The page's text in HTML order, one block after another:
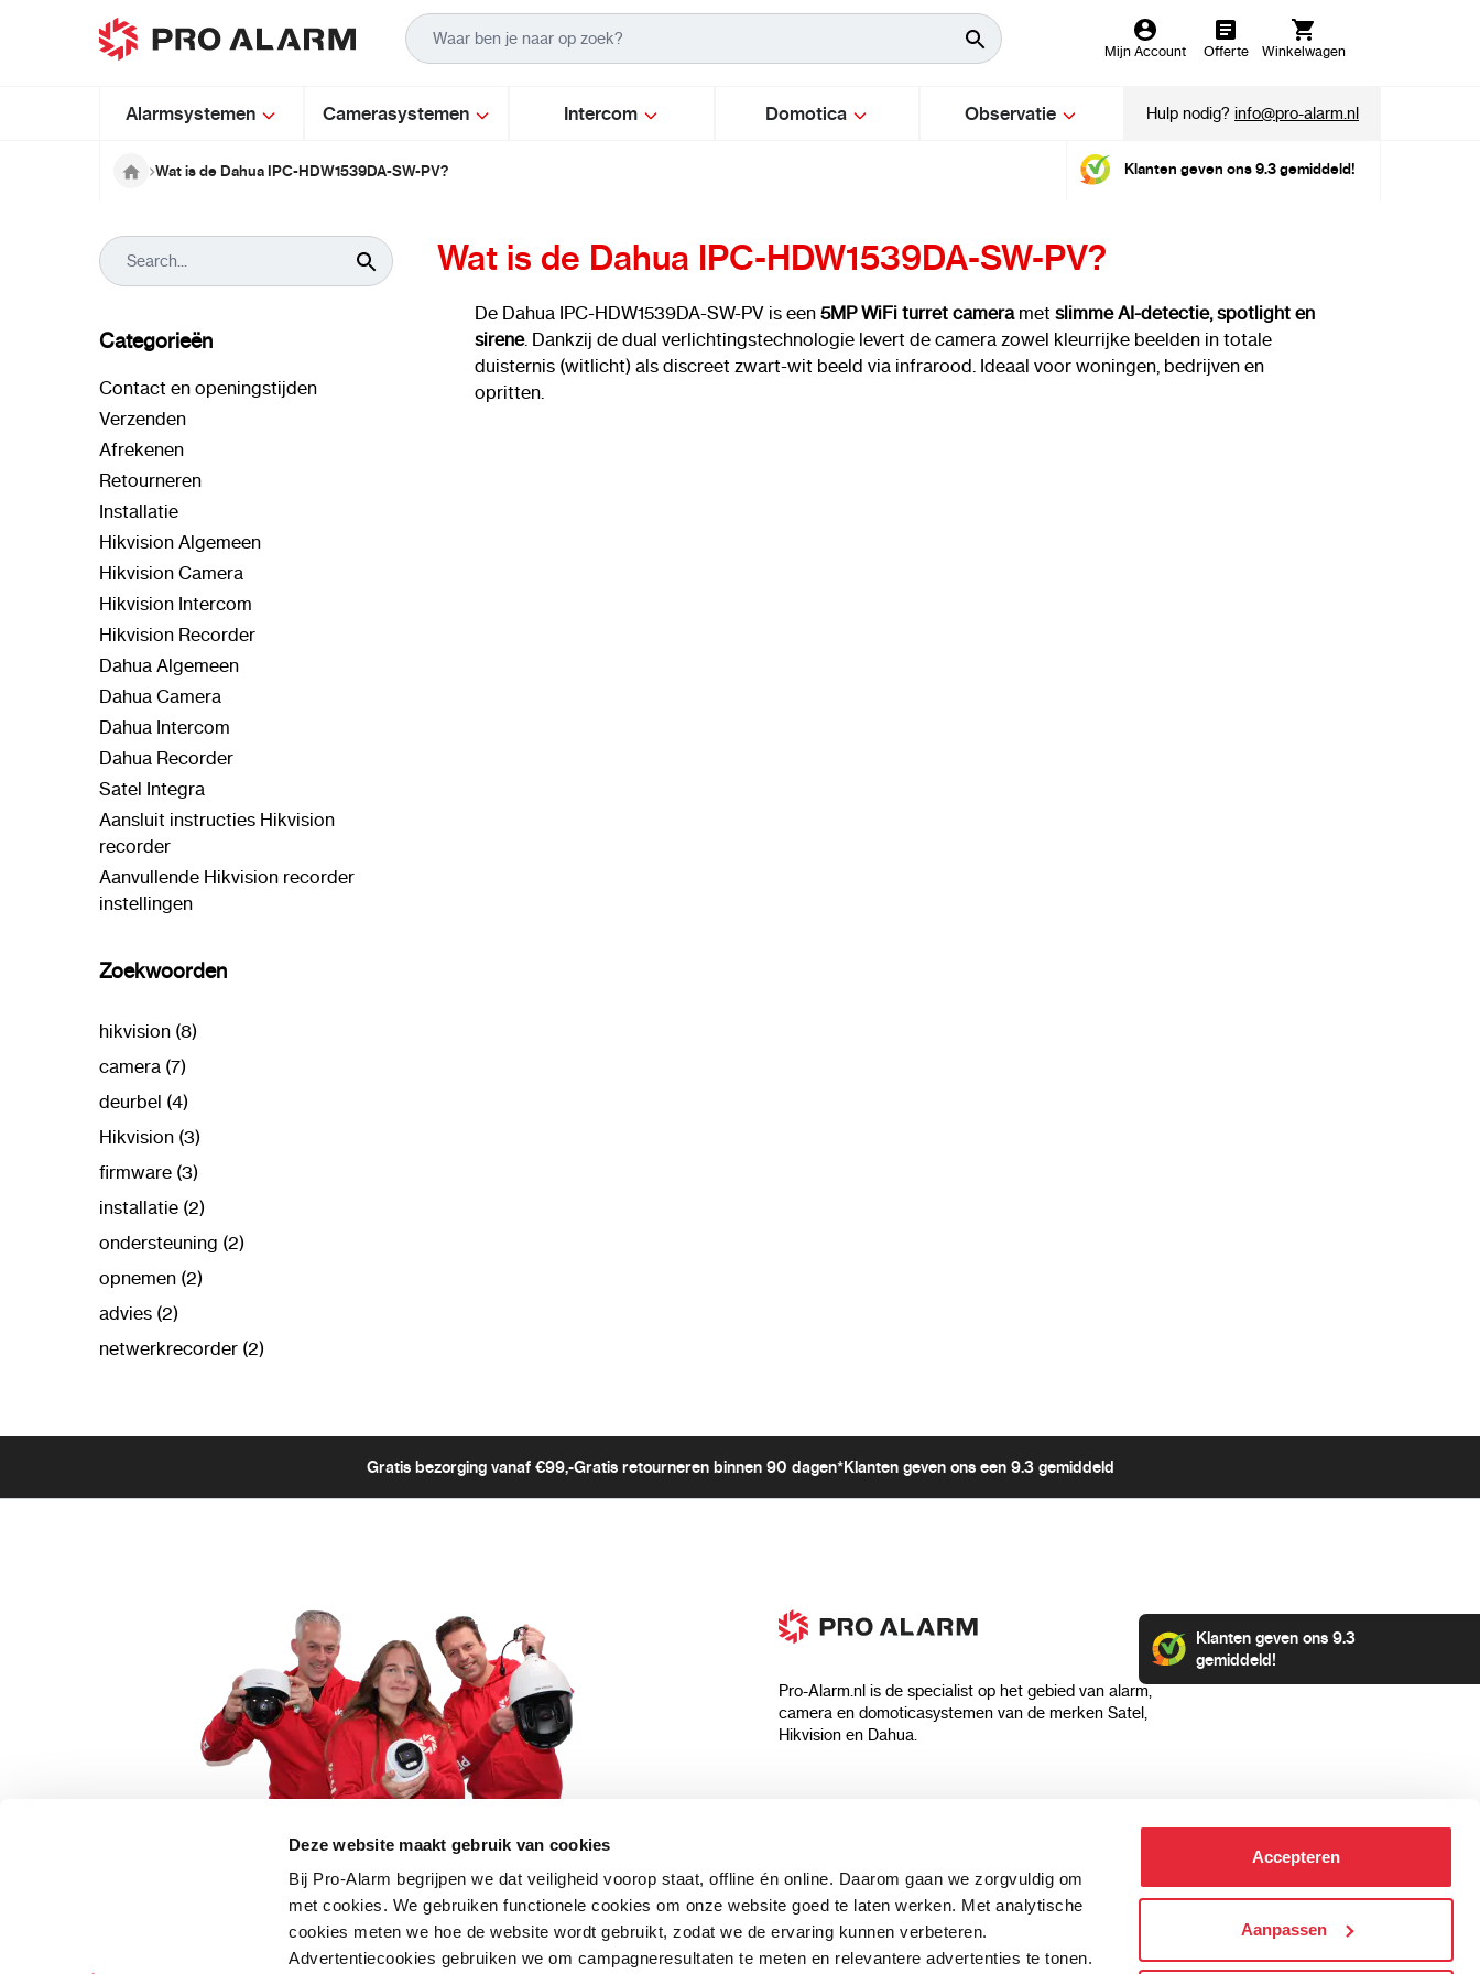
Deze website maakt gebruik van cookies
Bij Pro-Alarm begrijpen we dat veiligheid voorop staat, offline én online. Daarom gaan we zorgvuldig om
met cookies. We gebruiken functionele cookies om onze website goed te laten werken. Met analytische
cookies meten we hoe de website wordt gebruikt, zodat we de ervaring kunnen verbeteren.
Advertentiecookies gebruiken we om campagneresultaten te meten en relevantere advertenties te tonen.
Accepteren
Aanpassen
Ga naar de inhoud
Mijn Account Offerte Winkelwagen
Alarmsystemen Camerasystemen Intercom Domotica Observatie Hulp nodig?info@pro-alarm.nl
Wat is de Dahua IPC-HDW1539DA-SW-PV? Klanten geven ons 9.3 gemiddeld!
Wat is de Dahua IPC-HDW1539DA-SW-PV?
De Dahua IPC-HDW1539DA-SW-PV is een 5MP WiFi turret cameramet slimme AI-detectie, spotlight en
sirene. Dankzij de dual verlichtingstechnologie levert de camera zowel kleurrijke beelden in totale
duisternis (witlicht) als discreet zwart-wit beeld via infrarood. Ideaal voor woningen, bedrijven en
opritten.
Categorieën
Contact en openingstijden
Verzenden
Afrekenen
Retourneren
Installatie
Hikvision Algemeen
Hikvision Camera
Hikvision Intercom
Hikvision Recorder
Dahua Algemeen
Dahua Camera
Dahua Intercom
Dahua Recorder
Satel Integra
Aansluit instructies Hikvision
recorder
Aanvullende Hikvision recorder
instellingen
Zoekwoorden
hikvision (8)
camera (7)
deurbel (4)
Hikvision (3)
firmware (3)
installatie (2)
ondersteuning (2)
opnemen (2)
advies (2)
netwerkrecorder (2)
Gratis bezorging vanaf €99,-Gratis retourneren binnen 90 dagen*Klanten geven ons een 9.3 gemiddeld
5 euro korting op je aankoop?
Schrijf je direct in voor onze nieuwsbrief en
Pro-Alarm.nl is de specialist op het gebied van alarm,
camera en domoticasystemen van de merken Satel,
Hikvision en Dahua.
Klanten geven ons 9.3
gemiddeld!
Algemene voorwaarden
Privacyverklaring
Blog
Verzending & bezorging
Aansluit instructies
Categorieën
Alarmsystemen
Beveiligingscamera's
IP camera's
Hikvision camera's